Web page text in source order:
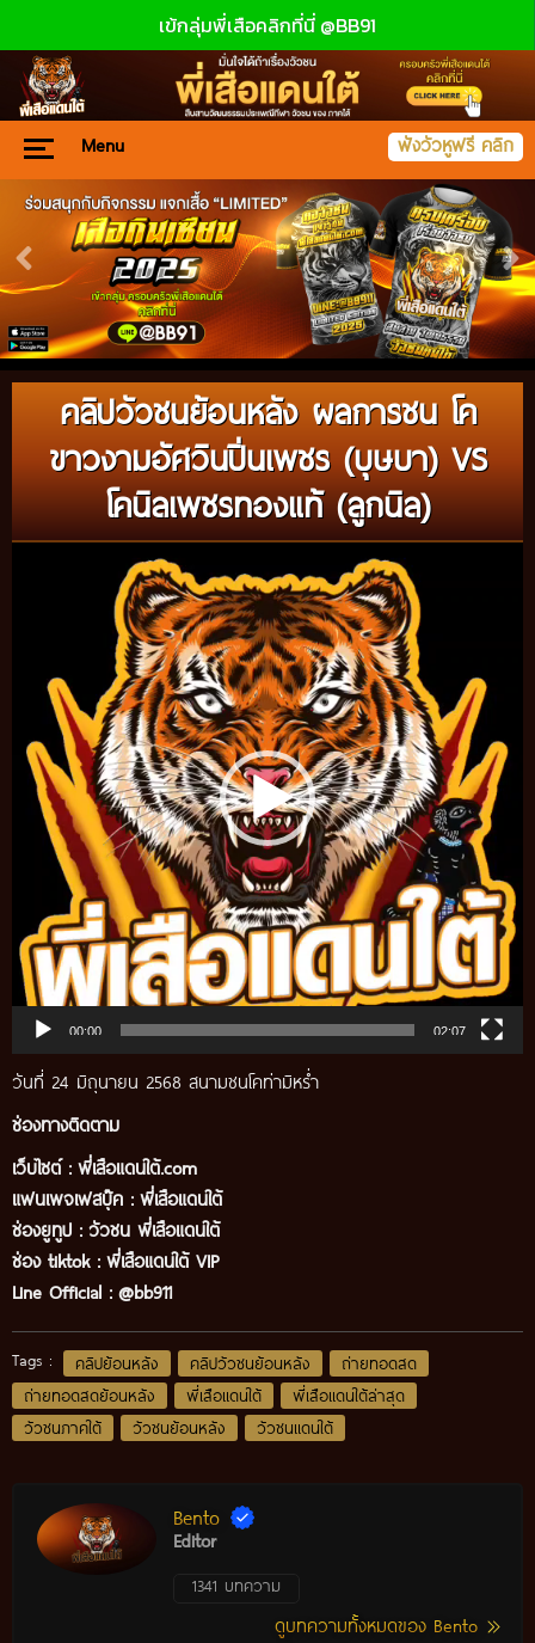
เข้กลุ่มพี่เสือคลิกที่นี่ @BB91
Menu ฟังวัวหูฟรี คลิก
คลิปวัวชนย้อนหลัง ผลการชน โค
ขาวงามอัศวินปิ่นเพชร (บุษบา) VS
โคนิลเพชรทองแท้ (ลูกนิล)
00:00 02:07
วันที่ 24 มิถุนายน 2568 สนามชนโคท่ามิหร่ำ
ช่องทางติดตาม
เว็บไซต์ : พี่เสือแดนใต้.com
แฟนเพจเฟสบุ๊ค : พี่เสือแดนใต้
ช่องยูทูป : วัวชน พี่เสือแดนใต้
ช่อง tiktok : พี่เสือแดนใต้ VIP
Line Official : @bb911
Tags : คลิปย้อนหลัง คลิปวัวชนย้อนหลัง
ถ่ายทอดสด
ถ่ายทอดสดย้อนหลัง
พี่เสือแดนใต้
พี่เสือแดนใต้ล่าสุด
วัวชนภาคใต้
วัวชนย้อนหลัง วัวชนแดนใต้
Bento
Editor
1341 บทความ
ดูบทความทั้งหมดของ Bento